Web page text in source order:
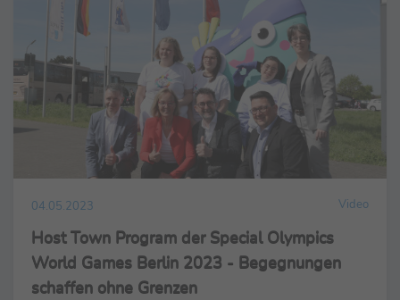
04.05.2023 Video
Host Town Program der Special Olympics
World Games Berlin 2023 - Begegnungen
schaffen ohne Grenzen